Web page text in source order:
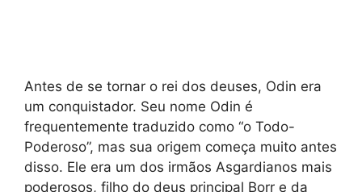
Antes de se tornar o rei dos deuses, Odin era
um conquistador. Seu nome Odin é
frequentemente traduzido como “o Todo-
Poderoso”, mas sua origem começa muito antes
disso. Ele era um dos irmãos Asgardianos mais
poderosos, filho do deus principal Borr e da